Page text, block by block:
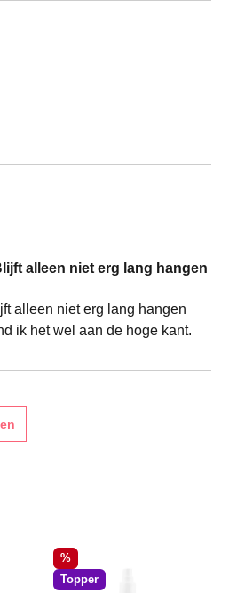
van 5 van de 5 sterren
van 4 van de 5 sterren
alleen niet erg lang hangen
alleen niet erg lang hangen
ik het wel aan de hoge kant.
Korting
%
Topper